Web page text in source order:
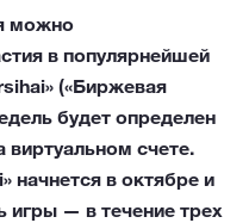
можно
в популярнейшей
(«Биржевая
будет определен
счете.
начнется в октябре и
игры — в течение трех